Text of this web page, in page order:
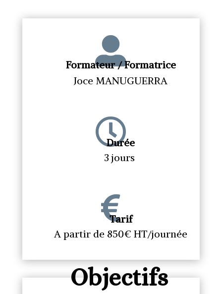

Formateur / Formatrice
Joce MANUGUERRA

Durée
3 jours

Tarif
A partir de 850€ HT/journée
Objectifs